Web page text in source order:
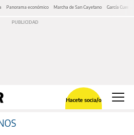
Panorama económico Marcha de San Cayetano García Cuerva
Hacete socia/o